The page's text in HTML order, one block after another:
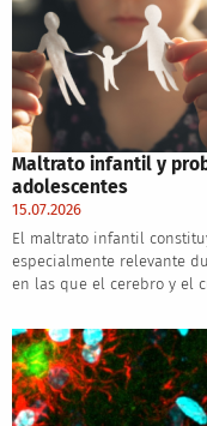
Maltrato infantil y
adolescentes
15.07.2026
El maltrato infantil
especialmente relevante
en las que el cerebro y el